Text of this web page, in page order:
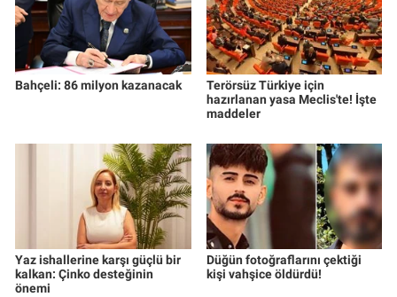
Bahçeli: 86 milyon kazanacak
Terörsüz Türkiye için
hazırlanan yasa Meclis'te! İşte
maddeler
Yaz ishallerine karşı güçlü bir
kalkan: Çinko desteğinin
önemi
Düğün fotoğraflarını çektiği
kişi vahşice öldürdü!
Nedir
Popüler
Programlar
Sağlık
Teknoloji
Türkiye'nin Geleceği